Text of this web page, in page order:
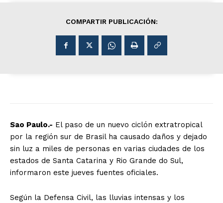
COMPARTIR PUBLICACIÓN:
Sao Paulo.- El paso de un nuevo ciclón extratropical
por la región sur de Brasil ha causado daños y dejado
sin luz a miles de personas en varias ciudades de los
estados de Santa Catarina y Rio Grande do Sul,
informaron este jueves fuentes oficiales.
Según la Defensa Civil, las lluvias intensas y los